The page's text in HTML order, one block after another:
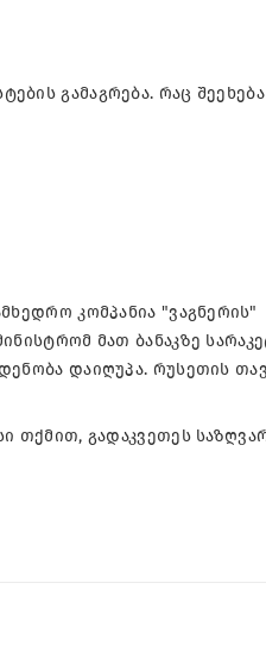
გამაგრება. რაც შეეხება
კომპანია "ვაგნერის"
მათ ბანაკზე
დაიღუპა. რუსეთის
თქმით, გადაკვეთეს